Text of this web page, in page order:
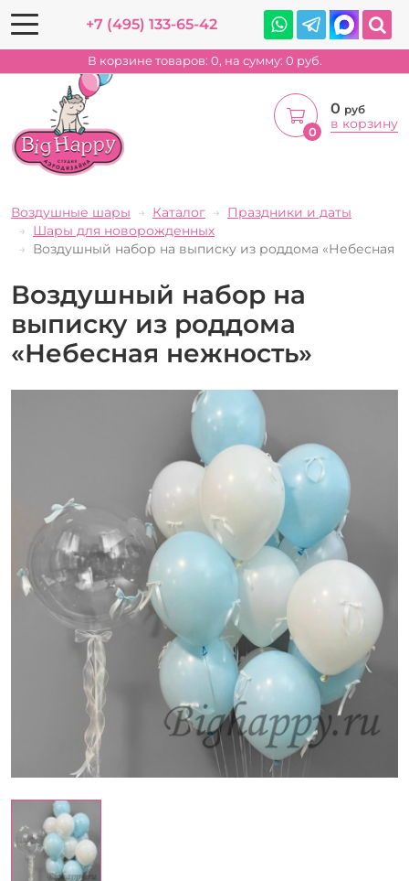
+7 (495) 133-65-42
В корзине товаров: 0, на сумму: 0 руб.
0
0 руб
в корзину
Воздушные шары Каталог
Праздники и даты
Шары для новорожденных
Воздушный набор на выписку из роддома «Небесная
Воздушный набор на
выписку из роддома
«Небесная нежность»